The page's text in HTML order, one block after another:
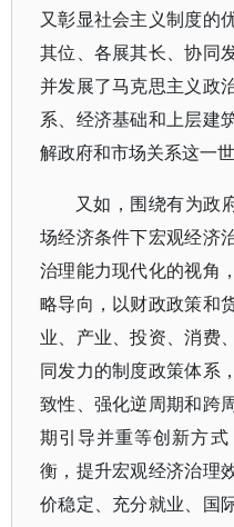
又彰显社会主义制度的
其位、各展其长、协同
并发展了马克思主义政
系、经济基础和上层建
解政府和市场关系这一
又如，围绕有为政
场经济条件下宏观经济
治理能力现代化的视角
略导向，以财政政策和
业、产业、投资、消费
同发力的制度政策体系
致性、强化逆周期和跨
期引导并重等创新方
衡，提升宏观经济治理
价稳定、充分就业、国